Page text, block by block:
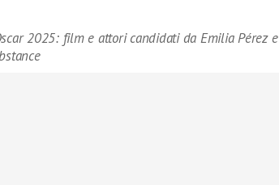
2025: film e attori candidati da Emilia Pérez e